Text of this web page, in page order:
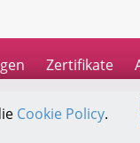
Zertifikate
Cookie Policy.